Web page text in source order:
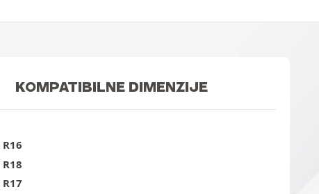
KOMPATIBILNE DIMENZIJE